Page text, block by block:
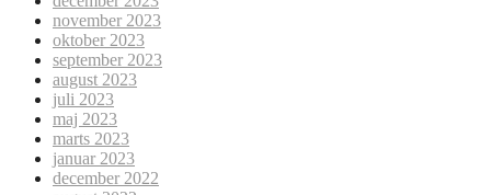
november 2023
oktober 2023
september 2023
august 2023
juli 2023
maj 2023
marts 2023
januar 2023
december 2022